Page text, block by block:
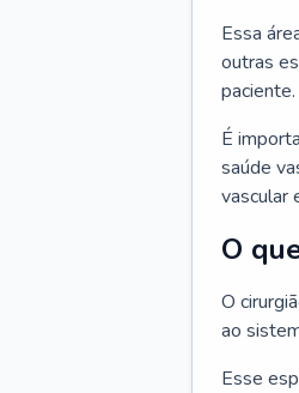
Essa
outras
paciente.
É
saúde
vascular
O
O
ao
Esse